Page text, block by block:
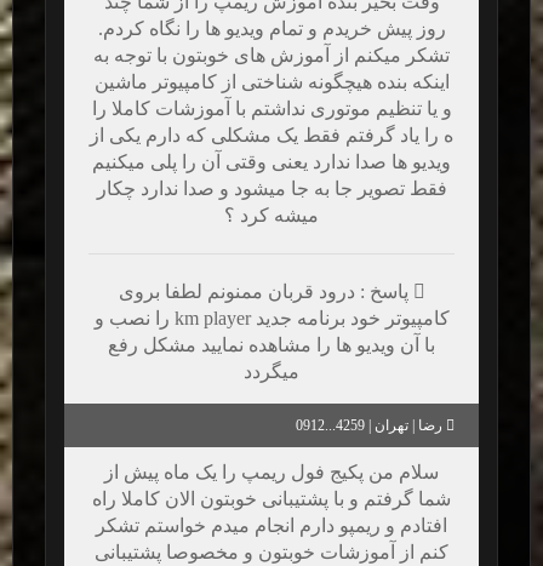
روز پیش خریدم و تمام ویدیو ها را نگاه کردم.
تشکر میکنم از آموزش های خوبتون با توجه به
اینکه بنده هیچگونه شناختی از کامپیوتر ماشین
و یا تنظیم موتوری نداشتم با آموزشات کاملا را
ه را یاد گرفتم فقط یک مشکلی که دارم یکی از
ویدیو ها صدا ندارد یعنی وقتی آن را پلی میکنیم
فقط تصویر جا به جا میشود و صدا ندارد چکار
میشه کرد ؟
پاسخ : درود قربان ممنونم لطفا بروی
کامپیوتر خود برنامه جدید km player را نصب و
با آن ویدیو ها را مشاهده نمایید مشکل رفع
میگردد
رضا | تهران | 4259...0912
سلام من پکیج فول ریمپ را یک ماه پیش از
شما گرفتم و با پشتیبانی خوبتون الان کاملا راه
افتادم و ریمپو دارم انجام میدم خواستم تشکر
کنم از آموزشات خوبتون و مخصوصا پشتیبانی